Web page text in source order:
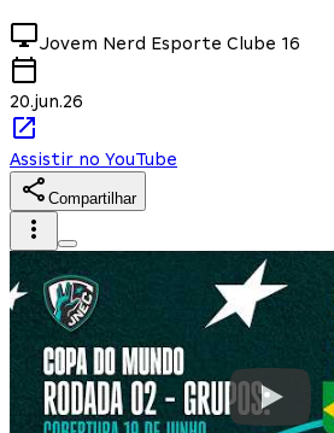
Jovem Nerd Esporte Clube 16
20.jun.26
Assistir no YouTube
Compartilhar